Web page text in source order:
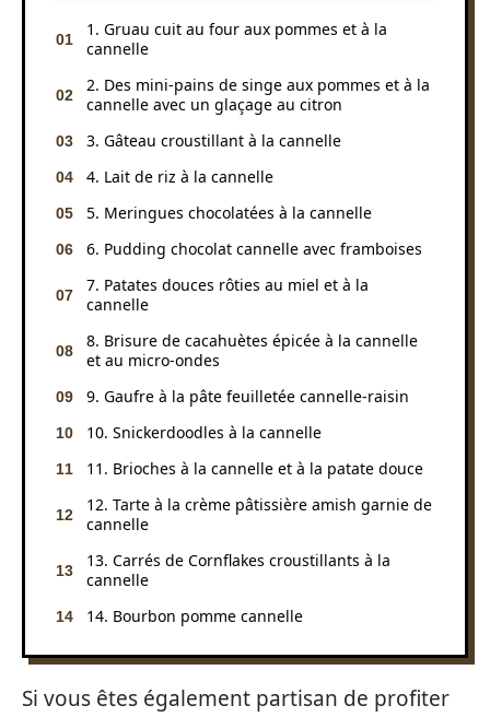
1. Gruau cuit au four aux pommes et à la
cannelle
2. Des mini-pains de singe aux pommes et à la
cannelle avec un glaçage au citron
3. Gâteau croustillant à la cannelle
4. Lait de riz à la cannelle
5. Meringues chocolatées à la cannelle
6. Pudding chocolat cannelle avec framboises
7. Patates douces rôties au miel et à la
cannelle
8. Brisure de cacahuètes épicée à la cannelle
et au micro-ondes
9. Gaufre à la pâte feuilletée cannelle-raisin
10. Snickerdoodles à la cannelle
11. Brioches à la cannelle et à la patate douce
12. Tarte à la crème pâtissière amish garnie de
cannelle
13. Carrés de Cornflakes croustillants à la
cannelle
14. Bourbon pomme cannelle
Si vous êtes également partisan de profiter